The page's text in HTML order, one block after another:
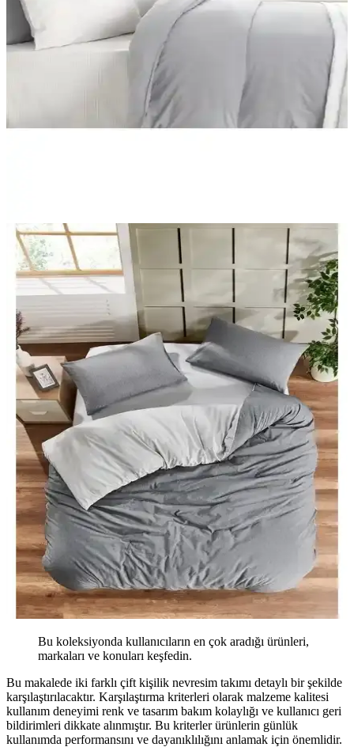
Bu koleksiyonda kullanıcıların en çok aradığı ürünleri,
markaları ve konuları keşfedin.
Bu makalede iki farklı çift kişilik nevresim takımı detaylı bir şekilde
karşılaştırılacaktır. Karşılaştırma kriterleri olarak malzeme kalitesi
kullanım deneyimi renk ve tasarım bakım kolaylığı ve kullanıcı geri
bildirimleri dikkate alınmıştır. Bu kriterler ürünlerin günlük
kullanımda performansını ve dayanıklılığını anlamak için önemlidir.